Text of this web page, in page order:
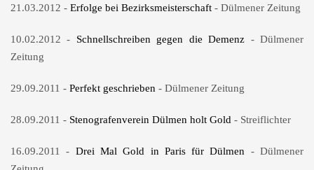
21.03.2012 - Erfolge bei Bezirksmeisterschaft - Dülmener Zeitung
10.02.2012 - Schnellschreiben gegen die Demenz - Dülmener
Zeitung
29.09.2011 - Perfekt geschrieben - Dülmener Zeitung
28.09.2011 - Stenografenverein Dülmen holt Gold - Streiflichter
16.09.2011 - Drei Mal Gold in Paris für Dülmen - Dülmener